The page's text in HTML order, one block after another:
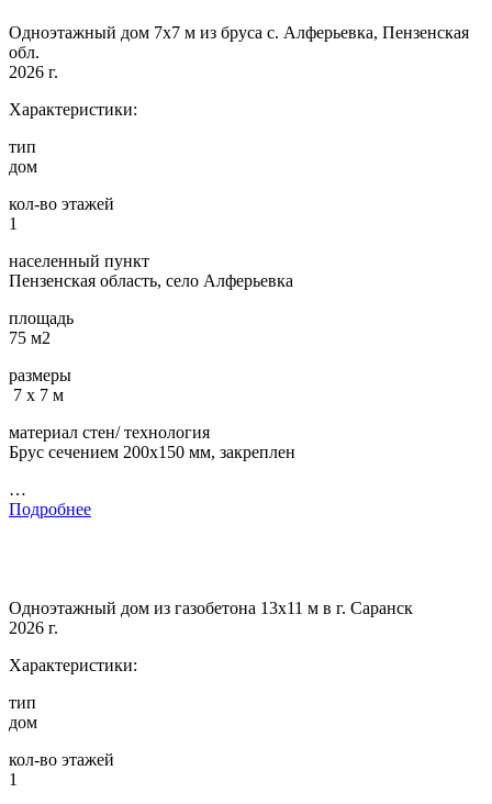
Одноэтажный дом 7х7 м из бруса с. Алферьевка, Пензенская
обл.
2026 г.
Характеристики:
тип
дом
кол-во этажей
1
населенный пункт
Пензенская область, село Алферьевка
площадь
75 м2
размеры
7 х 7 м
материал стен/ технология
Брус сечением 200х150 мм, закреплен
…
Подробнее
Одноэтажный дом из газобетона 13х11 м в г. Саранск
2026 г.
Характеристики:
тип
дом
кол-во этажей
1